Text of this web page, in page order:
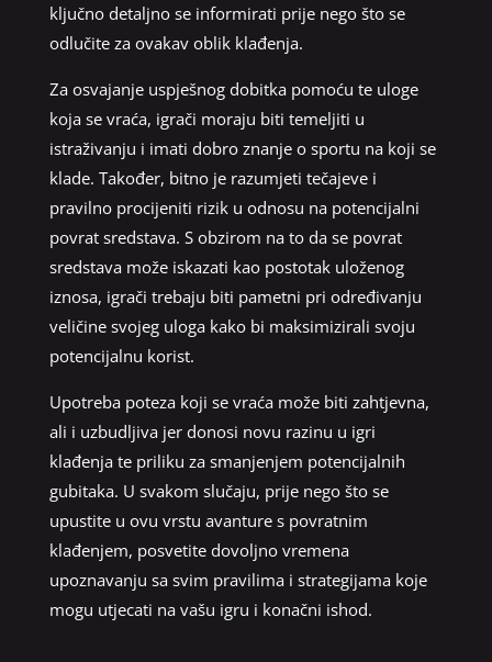
ključno detaljno se informirati prije nego što se
odlučite za ovakav oblik klađenja.
Za osvajanje uspješnog dobitka pomoću te uloge
koja se vraća, igrači moraju biti temeljiti u
istraživanju i imati dobro znanje o sportu na koji se
klade. Također, bitno je razumjeti tečajeve i
pravilno procijeniti rizik u odnosu na potencijalni
povrat sredstava. S obzirom na to da se povrat
sredstava može iskazati kao postotak uloženog
iznosa, igrači trebaju biti pametni pri određivanju
veličine svojeg uloga kako bi maksimizirali svoju
potencijalnu korist.
Upotreba poteza koji se vraća može biti zahtjevna,
ali i uzbudljiva jer donosi novu razinu u igri
klađenja te priliku za smanjenjem potencijalnih
gubitaka. U svakom slučaju, prije nego što se
upustite u ovu vrstu avanture s povratnim
klađenjem, posvetite dovoljno vremena
upoznavanju sa svim pravilima i strategijama koje
mogu utjecati na vašu igru i konačni ishod.